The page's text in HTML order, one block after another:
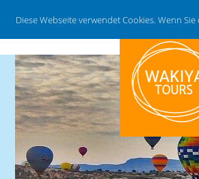
Diese Webseite verwendet Cookies. Wenn